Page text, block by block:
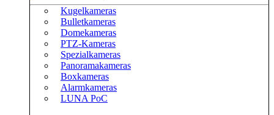
Kugelkameras
Bulletkameras
Domekameras
PTZ-Kameras
Spezialkameras
Panoramakameras
Boxkameras
Alarmkameras
LUNA PoC